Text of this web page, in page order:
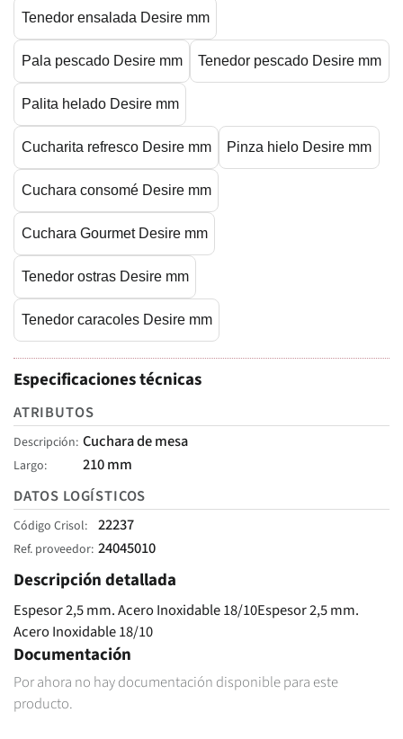
Tenedor ensalada Desire mm
Pala pescado Desire mm Tenedor pescado Desire mm
Palita helado Desire mm
Cucharita refresco Desire mm Pinza hielo Desire mm
Cuchara consomé Desire mm
Cuchara Gourmet Desire mm
Tenedor ostras Desire mm
Tenedor caracoles Desire mm
Especificaciones técnicas
ATRIBUTOS
Descripción Cuchara de mesa
Largo
210 mm
DATOS LOGÍSTICOS
Código Crisol 22237
Ref. proveedor 24045010
Descripción detallada
Espesor 2,5 mm. Acero Inoxidable 18/10Espesor 2,5 mm.
Acero Inoxidable 18/10
Documentación
Por ahora no hay documentación disponible para este
producto.